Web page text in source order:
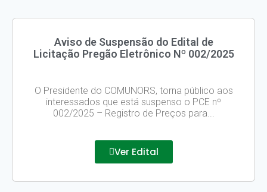
Aviso de Suspensão do Edital de
Licitação Pregão Eletrônico Nº 002/2025
O Presidente do COMUNORS, torna público aos
interessados que está suspenso o PCE nº
002/2025 – Registro de Preços para...
Ver Edital